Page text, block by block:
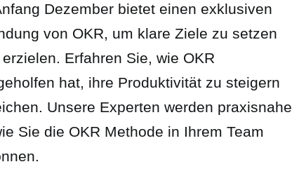
Dezember bietet einen exklusiven
von OKR, um klare Ziele zu setzen
Erfahren Sie, wie OKR
hat, ihre Produktivität zu steigern
Unsere Experten werden praxisnahe
Sie die OKR Methode in Ihrem Team